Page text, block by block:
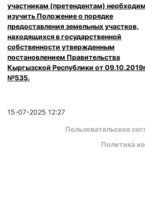
участникам (претендентам)
изучить Положение о порядке
предоставления земельных участков,
находящихся в государственной
собственности утвержденным
постановлением Правительства
Кыргызской Республики от
№535.
15-07-2025 12:27
Пользовательское
Политика